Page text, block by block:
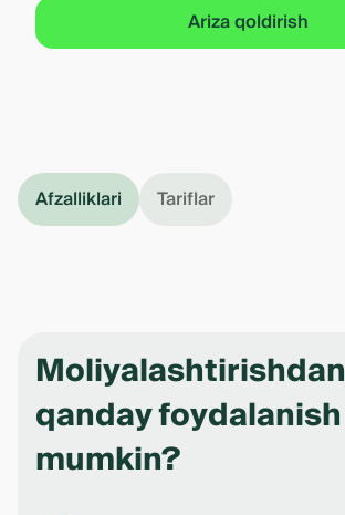
Ariza qoldirish
Afzalliklari Tariflar
Moliyalashtirishdan
qanday foydalanish
mumkin?